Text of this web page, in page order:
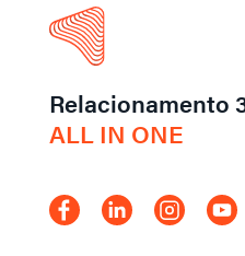
Relacionamento
ALL IN ONE